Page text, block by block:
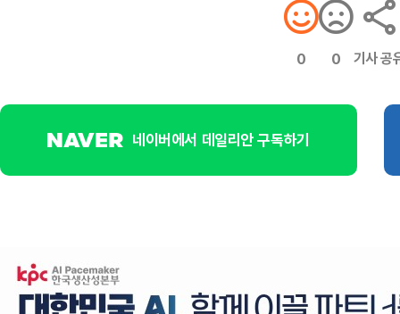
0 0 기사 공
네이버에서 데일리안 구독하기